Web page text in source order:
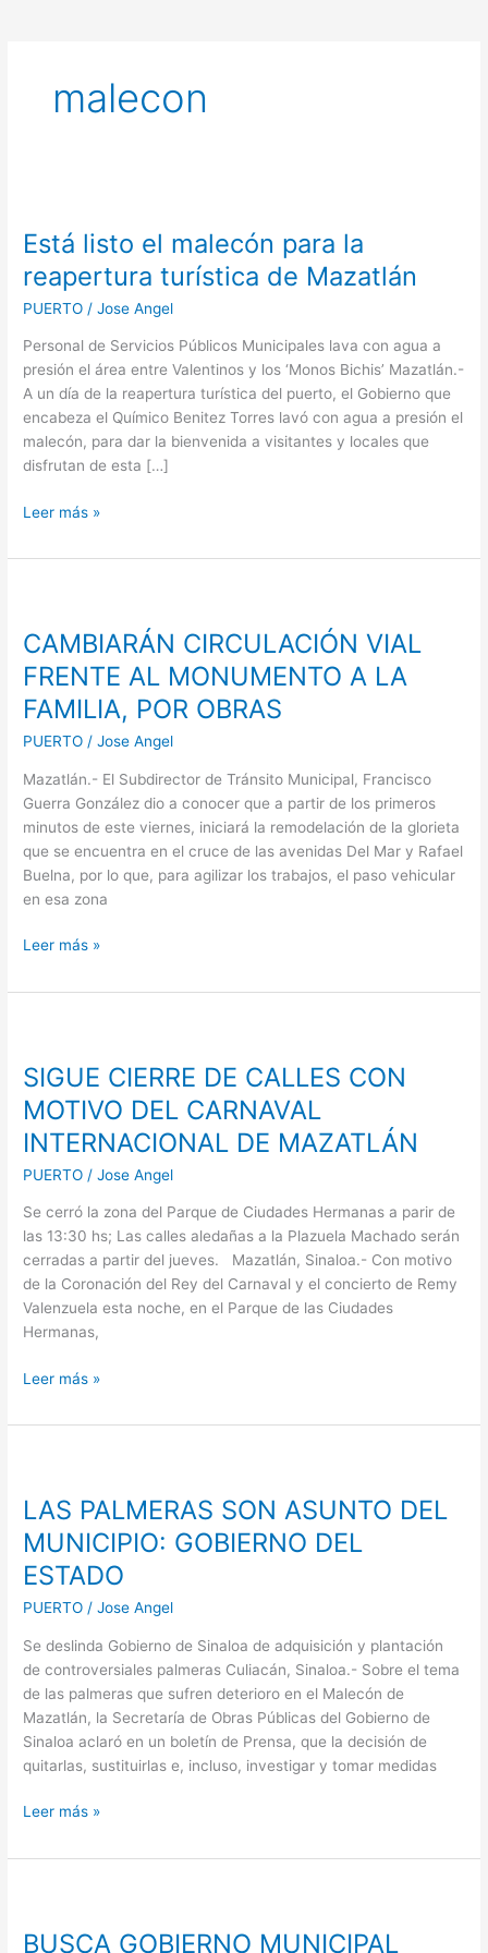
malecon
Está listo el malecón para la
reapertura turística de Mazatlán
PUERTO /Jose Angel
Personal de Servicios Públicos Municipales lava con agua a
presión el área entre Valentinos y los ‘Monos Bichis’ Mazatlán.-
A un día de la reapertura turística del puerto, el Gobierno que
encabeza el Químico Benitez Torres lavó con agua a presión el
malecón, para dar la bienvenida a visitantes y locales que
disfrutan de esta […]
el
para
la
reapertura
turística
de
Mazatlán
Leer más »
CAMBIARÁN CIRCULACIÓN VIAL
FRENTE AL MONUMENTO A LA
FAMILIA, POR OBRAS
PUERTO /Jose Angel
Mazatlán.- El Subdirector de Tránsito Municipal, Francisco
Guerra González dio a conocer que a partir de los primeros
minutos de este viernes, iniciará la remodelación de la glorieta
que se encuentra en el cruce de las avenidas Del Mar y Rafael
Buelna, por lo que, para agilizar los trabajos, el paso vehicular
en esa zona
VIAL
FRENTE
AL
MONUMENTO
A
FAMILIA,
POR
OBRAS
Leer más »
SIGUE CIERRE DE CALLES CON
MOTIVO DEL CARNAVAL
INTERNACIONAL DE MAZATLÁN
PUERTO /Jose Angel
Se cerró la zona del Parque de Ciudades Hermanas a parir de
las 13:30 hs; Las calles aledañas a la Plazuela Machado serán
cerradas a partir del jueves. Mazatlán, Sinaloa.- Con motivo
de la Coronación del Rey del Carnaval y el concierto de Remy
Valenzuela esta noche, en el Parque de las Ciudades
Hermanas,
DE
CALLES
CON
MOTIVO
DEL
INTERNACIONAL
DE
MAZATLÁN
Leer más »
LAS PALMERAS SON ASUNTO DEL
MUNICIPIO: GOBIERNO DEL
ESTADO
PUERTO /Jose Angel
Se deslinda Gobierno de Sinaloa de adquisición y plantación
de controversiales palmeras Culiacán, Sinaloa.- Sobre el tema
de las palmeras que sufren deterioro en el Malecón de
Mazatlán, la Secretaría de Obras Públicas del Gobierno de
Sinaloa aclaró en un boletín de Prensa, que la decisión de
quitarlas, sustituirlas e, incluso, investigar y tomar medidas
SON
ASUNTO
DEL
MUNICIPIO:
GOBIERNO
ESTADO
Leer más »
BUSCA GOBIERNO MUNICIPAL
MUNICIPAL